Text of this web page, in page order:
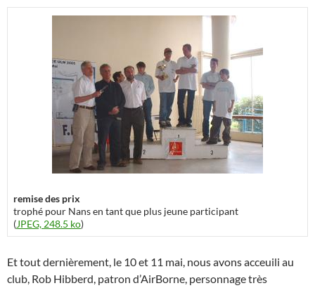
remise des prix
trophé pour Nans en tant que plus jeune participant
(JPEG, 248.5 ko)
Et tout dernièrement, le 10 et 11 mai, nous avons acceuili au
club, Rob Hibberd, patron d’AirBorne, personnage très